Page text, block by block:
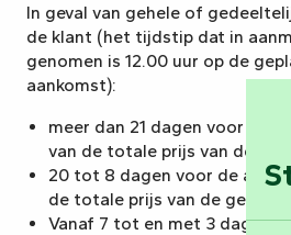
In geval van gehele of
de klant (het tijdstip dat in
genomen is 12.00 uur op de
aankomst):
meer dan 21 dagen voor de
van de totale prijs van de
20 tot 8 dagen voor de
de totale prijs van de
Vanaf 7 tot en met 3 dagen